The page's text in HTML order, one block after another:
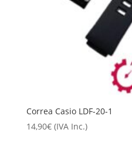
Correa Casio LDF-20-1
14,90€ (IVA Inc.)